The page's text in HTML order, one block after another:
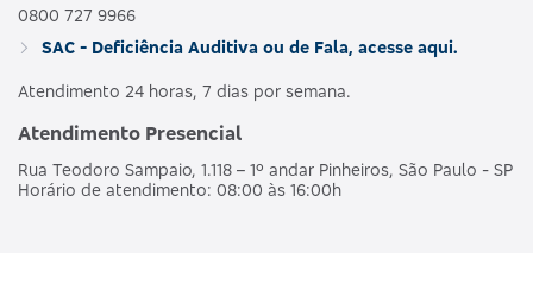
0800 727 9966
SAC - Deficiência Auditiva ou de Fala, acesse aqui.
Atendimento 24 horas, 7 dias por semana.
Atendimento Presencial
Rua Teodoro Sampaio, 1.118 – 1º andar Pinheiros, São Paulo - SP
Horário de atendimento: 08:00 às 16:00h